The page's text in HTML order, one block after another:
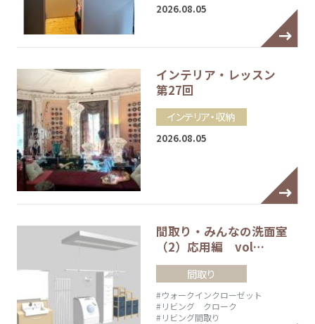
2026.08.05
インテリア・レッスン
第27回
インテリア・収納
2026.08.05
間取り・みんなの洗面室
（2）応用編 vol…
間取り
#ウォークインクローゼット
#リビング クローク
#リビング間取り